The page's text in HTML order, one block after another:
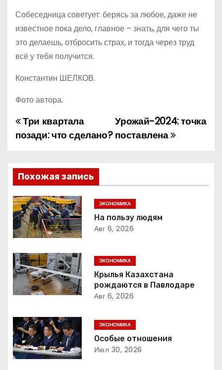
Собеседница советует: берясь за любое, даже не
известное пока дело, главное – знать, для чего ты
это делаешь, отбросить страх, и тогда через труд
всё у тебя получится.
Константин ШЕЛКОВ.
Фото автора.
Н
в
и
г
а
ц
и
я
п
о
з
Урожай-2024: точка
поставлена
Три квартала
позади: что сделано?
Похожая запись
ЭКОНОМИКА
На пользу людям
Авг 6, 2026
ЭКОНОМИКА
Крылья Казахстана
рождаются в Павлодаре
Авг 6, 2026
ЭКОНОМИКА
Особые отношения
Июл 30, 2026